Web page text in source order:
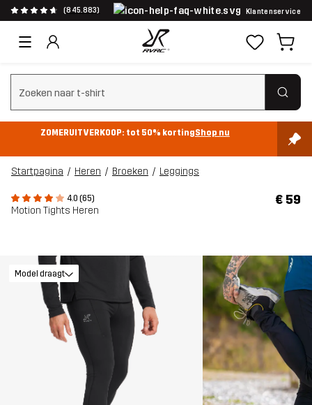
(845.883) Klantenservice
Zoeken wissen
ZOMERUITVERKOOP: tot 50% kortingShop nu
Startpagina Heren Broeken Leggings
4.0 (65)
Motion Tights Heren
€ 59
Model draagt